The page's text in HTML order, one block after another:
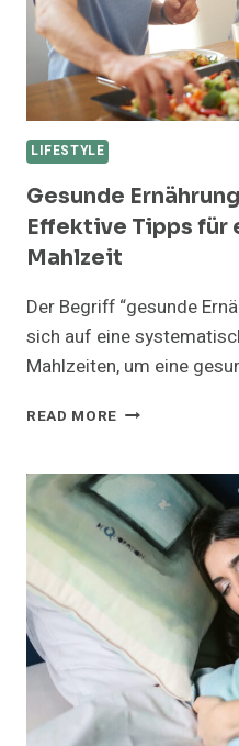
LIFESTYLE
Gesunde
Effektive Tipps für
Mahlzeit
Der Begriff “gesunde
sich auf eine
Mahlzeiten, um eine
READ MORE GESUNDE
EFFEKTIVE
TIPPS
FÜR
EINE
AUSGEWOGENE
MAHLZEIT